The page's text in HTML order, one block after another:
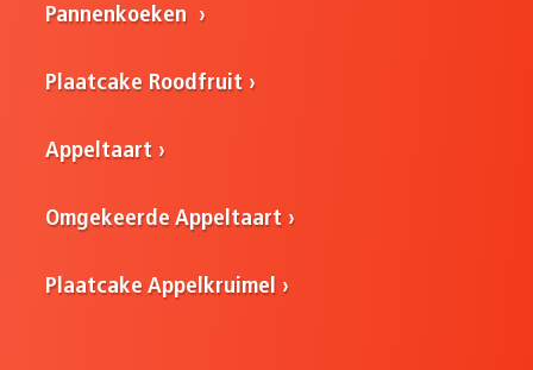
Pannenkoeken
Plaatcake Roodfruit
Appeltaart
Omgekeerde Appeltaart
Plaatcake Appelkruimel